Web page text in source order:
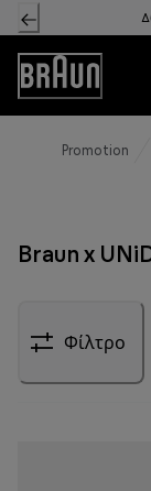
Skip
to
Content
Accessibility
Statement
Promotion
Braun x
Φίλτρο